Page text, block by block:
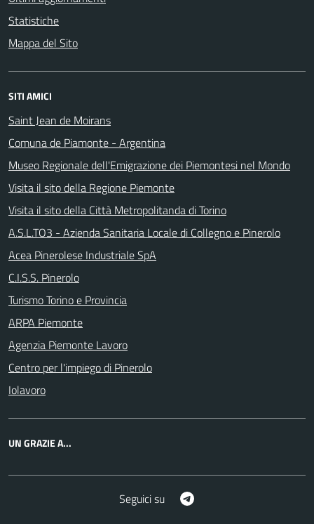
Statistiche
Mappa del Sito
SITI AMICI
Saint Jean de Moirans
Comuna de Piamonte - Argentina
Museo Regionale dell'Emigrazione dei Piemontesi nel Mondo
Visita il sito della Regione Piemonte
Visita il sito della Città Metropolitanda di Torino
A.S.L.TO3 - Azienda Sanitaria Locale di Collegno e Pinerolo
Acea Pinerolese Industriale SpA
C.I.S.S. Pinerolo
Turismo Torino e Provincia
ARPA Piemonte
Agenzia Piemonte Lavoro
Centro per l'impiego di Pinerolo
Iolavoro
UN GRAZIE A...
Seguici su